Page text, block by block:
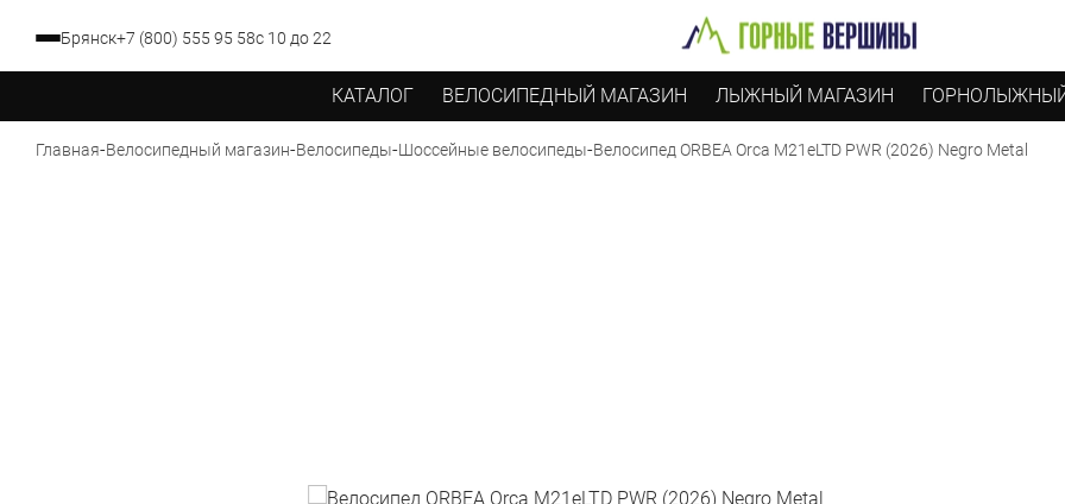
Брянск+7 (800) 555 95 58с 10 до 22
КАТАЛОГ ВЕЛОСИПЕДНЫЙ МАГАЗИН ЛЫЖНЫЙ МАГАЗИН
Главная-Велосипедный магазин-Велосипеды-Шоссейные велосипеды-Велосипед ORBEA Orca M21eLTD PWR (2026) Negro Metal